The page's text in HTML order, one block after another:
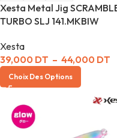
Xesta Metal Jig
TURBO SLJ 141.MKBIW
Xesta
39,000 DT – 44,000 DT
Choix Des Options